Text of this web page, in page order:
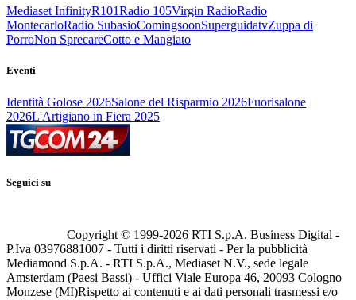
Mediaset InfinityR101Radio 105Virgin RadioRadio
MontecarloRadio SubasioComingsoonSuperguidatvZuppa di
PorroNon SprecareCotto e Mangiato
Eventi
Identità Golose 2026Salone del Risparmio 2026Fuorisalone
2026L'Artigiano in Fiera 2025
Seguici su
Copyright © 1999-2026 RTI S.p.A. Business Digital -
P.Iva 03976881007 - Tutti i diritti riservati - Per la pubblicità
Mediamond S.p.A. - RTI S.p.A., Mediaset N.V., sede legale
Amsterdam (Paesi Bassi) - Uffici Viale Europa 46, 20093 Cologno
Monzese (MI)Rispetto ai contenuti e ai dati personali trasmessi e/o